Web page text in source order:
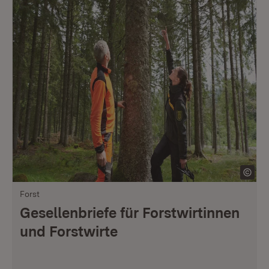
Forst
Gesellenbriefe für Forstwirtinnen
und Forstwirte